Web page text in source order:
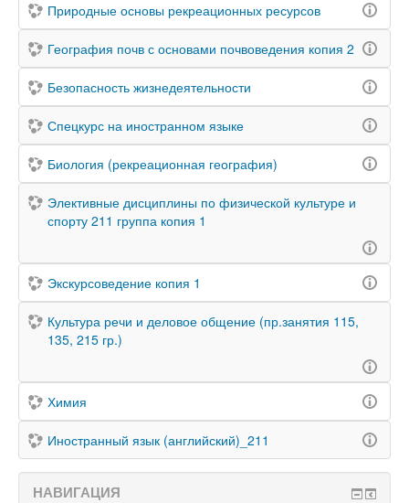
Природные основы рекреационных ресурсов
География почв с основами почвоведения копия 2
Безопасность жизнедеятельности
Спецкурс на иностранном языке
Биология (рекреационная география)
Элективные дисциплины по физической культуре и
спорту 211 группа копия 1
Экскурсоведение копия 1
Культура речи и деловое общение (пр.занятия 115,
135, 215 гр.)
Химия
Иностранный язык (английский)_211
НАВИГАЦИЯ